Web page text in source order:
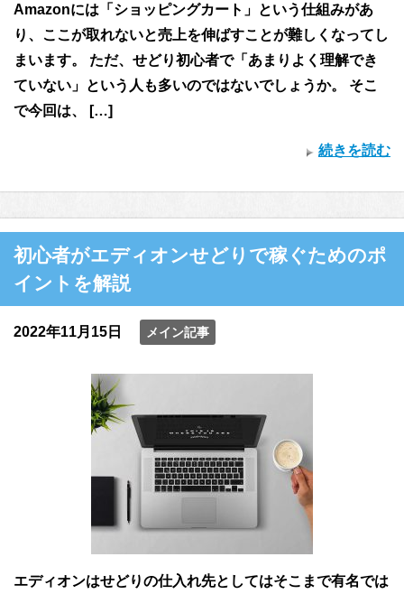
Amazonには「ショッピングカート」という仕組みがあ
り、ここが取れないと売上を伸ばすことが難しくなってし
まいます。 ただ、せどり初心者で「あまりよく理解でき
ていない」という人も多いのではないでしょうか。 そこ
で今回は、 […]
続きを読む
初心者がエディオンせどりで稼ぐためのポ
イントを解説
2022年11月15日 メイン記事
エディオンはせどりの仕入れ先としてはそこまで有名では